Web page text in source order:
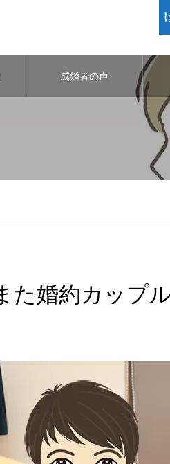
成婚者の声
た婚約カップ